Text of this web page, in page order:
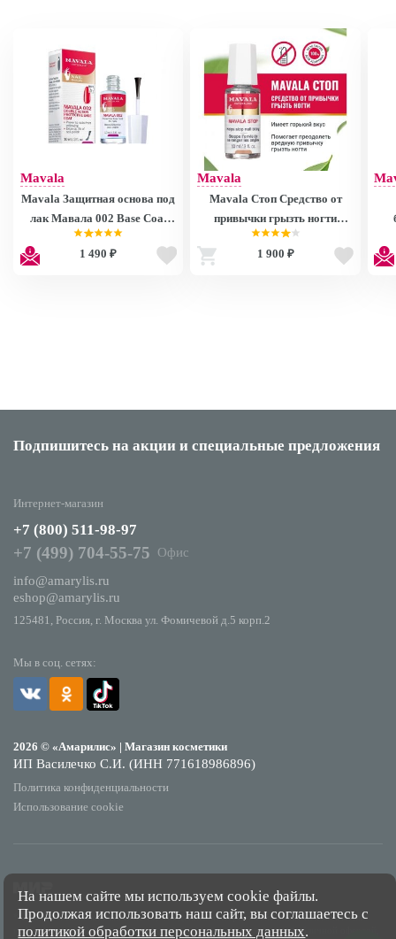
Mavala
Mavala Защитная основа под
лак Мавала 002 Base Coat
Mavala 002 10ml 9090214
1 490 ₽
Mavala
Mavala Стоп Средство от
привычки грызть ногти
Mavala Stop 10 ml 90314
1 900 ₽
Подпишитесь на акции и специальные предложения
Мы в соц. сетях:
2026 © «Амарилис» | Магазин косметики
ИП Василечко С.И. (ИНН 771618986896)
Политика конфиденциальности
Использование cookie
Интернет-магазин
+7 (800) 511-98-97
+7 (499) 704-55-75
Офис
info@amarylis.ru
eshop@amarylis.ru
125481, Россия, г. Москва ул. Фомичевой д.5 корп.2
*Обращаем Ваше внимание на то, что данный интернет-сайт носит исключительно
информационный характер и ни при каких условиях не является публичной офертой,
На нашем сайте мы используем cookie файлы.
Продолжая использовать наш сайт, вы соглашаетесь с
политикой обработки персональных данных.